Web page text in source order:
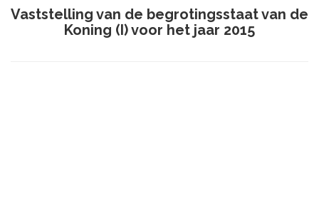
Vaststelling van de begrotingsstaat van de
Koning (I) voor het jaar 2015